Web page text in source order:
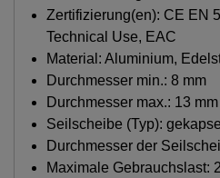
Zertifizierung(en): CE EN
Technical Use, EAC
Material: Aluminium,
Durchmesser min.: 8 mm
Durchmesser max.: 13 mm
Seilscheibe (Typ):
Durchmesser der
Maximale Gebrauchslast: